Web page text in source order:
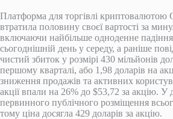
Платформа для торгівлі криптовалютою
втратила половину своєї вартості за
включаючи найбільше одноденне
сьогоднішній день у середу, а раніше
чистий збиток у розмірі 430 мільйонів
першому кварталі, або 1,98 доларів на
зниження продажів та активних
акції впали на 26% до $53,72 за акцію. У
первинного публічного розміщення
тому ціна досягла 429 доларів за акцію.